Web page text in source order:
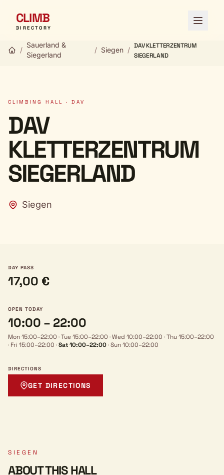
CLIMB
DIRECTORY Open
/
Sauerland &
Siegerland
/ Siegen / DAV KLETTERZENTRUM
SIEGERLAND
CLIMBING HALL · DAV
DAV
KLETTERZENTRUM
SIEGERLAND
Siegen
DAY PASS
17,00 €
OPEN TODAY
10:00 – 22:00
Mon 15:00–22:00 ·Tue 15:00–22:00 ·Wed 10:00–22:00 ·Thu 15:00–22:00
· Fri 15:00–22:00 ·Sat 10:00–22:00·Sun 10:00–22:00
DIRECTIONS
GET DIRECTIONS
SIEGEN
ABOUT THIS HALL